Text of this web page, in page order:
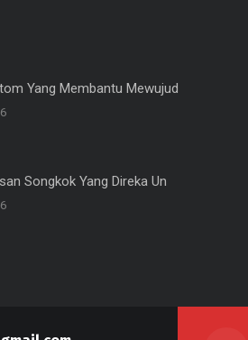
Yang Membantu Mewujud
Songkok Yang Direka Un